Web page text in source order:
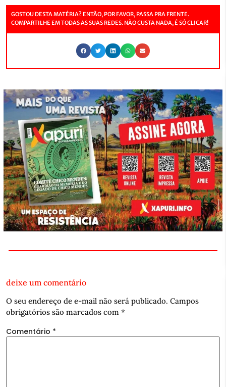
GOSTOU DESTA MATÉRIA? ENTÃO, POR FAVOR, PASSA PRA FRENTE.
COMPARTILHE EM TODAS AS SUAS REDES. NÃO CUSTA NADA, É SÓ CLICAR!
deixe um comentário
O seu endereço de e-mail não será publicado. Campos
obrigatórios são marcados com *
Comentário *